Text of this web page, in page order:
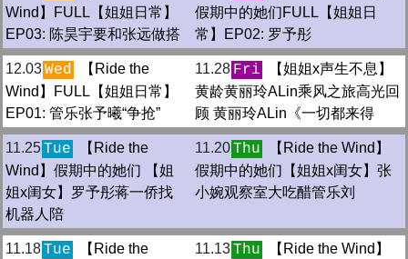
Wind】FULL【姐姐日常】
EP03: 陈昊宇要和张远做搭
假期中的她们FULL【姐姐日
常】EP02: 罗予彤
12.03Wed
【Ride the
Wind】FULL【姐姐日常】
EP01: 管乐张予曦“争抢”
11.28 Fri
【姐姐x声生不息】
黄龄黄丽玲ALin乘风之旅高光回
顾 黄丽玲ALin《一切都来得
11.25Tue
【Ride the
Wind】假期中的她们 【姐
姐x闺女】罗予彤蒋一侨找
机器人陪
11.20Thu
【Ride the Wind】
假期中的她们【姐姐x闺女】张
小婉观察室大吃醋管乐刘
11.18Tue
【Ride the
11.13Thu
【Ride the Wind】